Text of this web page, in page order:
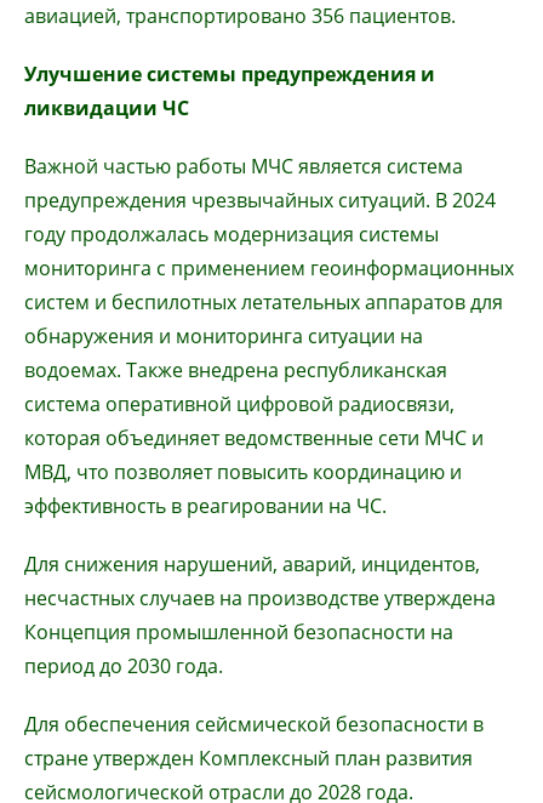
авиацией, транспортировано 356 пациентов.
Улучшение системы предупреждения и
ликвидации ЧС
Важной частью работы МЧС является система
предупреждения чрезвычайных ситуаций. В 2024
году продолжалась модернизация системы
мониторинга с применением геоинформационных
систем и беспилотных летательных аппаратов для
обнаружения и мониторинга ситуации на
водоемах. Также внедрена республиканская
система оперативной цифровой радиосвязи,
которая объединяет ведомственные сети МЧС и
МВД, что позволяет повысить координацию и
эффективность в реагировании на ЧС.
Для снижения нарушений, аварий, инцидентов,
несчастных случаев на производстве утверждена
Концепция промышленной безопасности на
период до 2030 года.
Для обеспечения сейсмической безопасности в
стране утвержден Комплексный план развития
сейсмологической отрасли до 2028 года.